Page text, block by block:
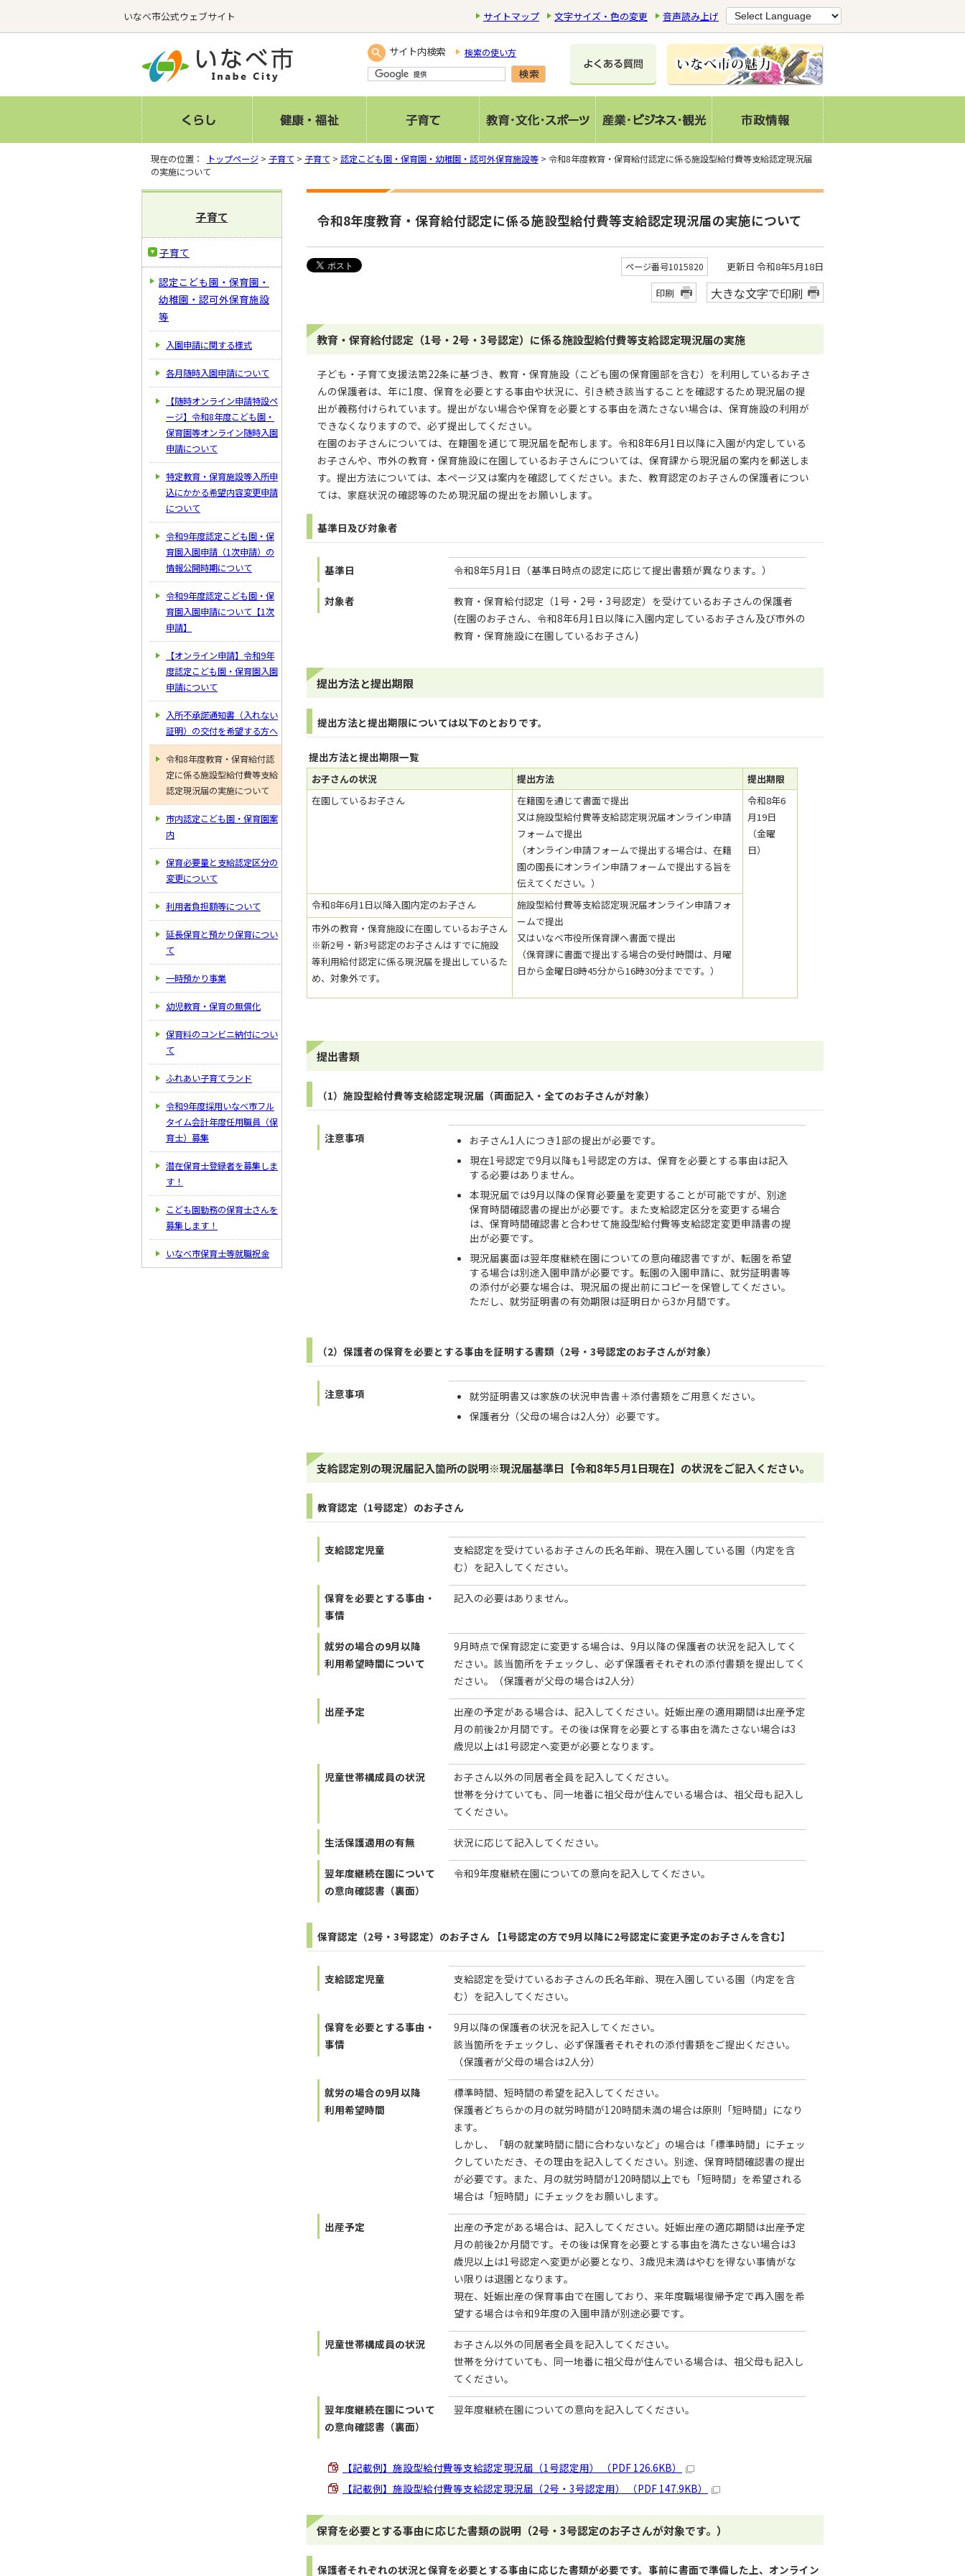
いなべ市公式ウェブサイト サイトマップ 文字サイズ・色の変更 音声読み上げ
サイト内検索 検索の使い方
現在の位置： トップページ> 子育て> 子育て> 認定こども園・保育園・幼稚園・認可外保育施設等> 令和8年度教育・保育給付認定に係る施設型給付費等支給認定現況届
の実施について
令和8年度教育・保育給付認定に係る施設型給付費等支給認定現況届の実施について
ページ番号1015820
更新日 令和8年5月18日
印刷
大きな文字で印刷
教育・保育給付認定（1号・2号・3号認定）に係る施設型給付費等支給認定現況届の実施
子ども・子育て支援法第22条に基づき、教育・保育施設（こども園の保育園部を含む）を利用しているお子さ
んの保護者は、年に1度、保育を必要とする事由や状況に、引き続き該当することを確認するため現況届の提
出が義務付けられています。提出がない場合や保育を必要とする事由を満たさない場合は、保育施設の利用が
できなくなりますので、必ず提出してください。
在園のお子さんについては、在籍園を通じて現況届を配布します。令和8年6月1日以降に入園が内定している
お子さんや、市外の教育・保育施設に在園しているお子さんについては、保育課から現況届の案内を郵送しま
す。提出方法については、本ページ又は案内を確認してください。また、教育認定のお子さんの保護者につい
ては、家庭状況の確認等のため現況届の提出をお願いします。
基準日及び対象者
基準日 令和8年5月1日（基準日時点の認定に応じて提出書類が異なります。）
対象者
教育・保育給付認定（1号・2号・3号認定）を受けているお子さんの保護者
(在園のお子さん、令和8年6月1日以降に入園内定しているお子さん及び市外の
教育・保育施設に在園しているお子さん)
提出方法と提出期限
提出方法と提出期限については以下のとおりです。
提出方法と提出期限一覧
お子さんの状況 提出方法
提出期限
在園しているお子さん
在籍園を通じて書面で提出
又は施設型給付費等支給認定現況届オンライン申請
フォームで提出
（オンライン申請フォームで提出する場合は、在籍
園の園長にオンライン申請フォームで提出する旨を
伝えてください。）
令和8年6
月19日
（金曜
日）
令和8年6月1日以降入園内定のお子さん
施設型給付費等支給認定現況届オンライン申請フォ
ームで提出
又はいなべ市役所保育課へ書面で提出
（保育課に書面で提出する場合の受付時間は、月曜
日から金曜日8時45分から16時30分までです。）
市外の教育・保育施設に在園しているお子さん
※新2号・新3号認定のお子さんはすでに施設
等利用給付認定に係る現況届を提出しているた
め、対象外です。
提出書類
（1）施設型給付費等支給認定現況届（両面記入・全てのお子さんが対象）
注意事項
お子さん1人につき1部の提出が必要です。
現在1号認定で9月以降も1号認定の方は、保育を必要とする事由は記入
する必要はありません。
本現況届では9月以降の保育必要量を変更することが可能ですが、別途
保育時間確認書の提出が必要です。また支給認定区分を変更する場合
は、保育時間確認書と合わせて施設型給付費等支給認定変更申請書の提
出が必要です。
現況届裏面は翌年度継続在園についての意向確認書ですが、転園を希望
する場合は別途入園申請が必要です。転園の入園申請に、就労証明書等
の添付が必要な場合は、現況届の提出前にコピーを保管してください。
ただし、就労証明書の有効期限は証明日から3か月間です。
（2）保護者の保育を必要とする事由を証明する書類（2号・3号認定のお子さんが対象）
注意事項
就労証明書又は家族の状況申告書＋添付書類をご用意ください。
保護者分（父母の場合は2人分）必要です。
支給認定別の現況届記入箇所の説明※現況届基準日【令和8年5月1日現在】の状況をご記入ください。
教育認定（1号認定）のお子さん
支給認定児童
支給認定を受けているお子さんの氏名年齢、現在入園している園（内定を含
む）を記入してください。
保育を必要とする事由・
事情
記入の必要はありません。
就労の場合の9月以降
利用希望時間について
9月時点で保育認定に変更する場合は、9月以降の保護者の状況を記入してく
ださい。該当箇所をチェックし、必ず保護者それぞれの添付書類を提出してく
ださい。（保護者が父母の場合は2人分）
出産予定
出産の予定がある場合は、記入してください。妊娠出産の適用期間は出産予定
月の前後2か月間です。その後は保育を必要とする事由を満たさない場合は3
歳児以上は1号認定へ変更が必要となります。
児童世帯構成員の状況
お子さん以外の同居者全員を記入してください。
世帯を分けていても、同一地番に祖父母が住んでいる場合は、祖父母も記入し
てください。
生活保護適用の有無 状況に応じて記入してください。
翌年度継続在園について
の意向確認書（裏面）
令和9年度継続在園についての意向を記入してください。
保育認定（2号・3号認定）のお子さん 【1号認定の方で9月以降に2号認定に変更予定のお子さんを含む】
支給認定児童
支給認定を受けているお子さんの氏名年齢、現在入園している園（内定を含
む）を記入してください。
保育を必要とする事由・
事情
9月以降の保護者の状況を記入してください。
該当箇所をチェックし、必ず保護者それぞれの添付書類をご提出ください。
（保護者が父母の場合は2人分）
就労の場合の9月以降
利用希望時間
標準時間、短時間の希望を記入してください。
保護者どちらかの月の就労時間が120時間未満の場合は原則「短時間」になり
ます。
しかし、「朝の就業時間に間に合わないなど」の場合は「標準時間」にチェッ
クしていただき、その理由を記入してください。別途、保育時間確認書の提出
が必要です。また、月の就労時間が120時間以上でも「短時間」を希望される
場合は「短時間」にチェックをお願いします。
出産予定
出産の予定がある場合は、記入してください。妊娠出産の適応期間は出産予定
月の前後2か月間です。その後は保育を必要とする事由を満たさない場合は3
歳児以上は1号認定へ変更が必要となり、3歳児未満はやむを得ない事情がな
い限りは退園となります。
現在、妊娠出産の保育事由で在園しており、来年度職場復帰予定で再入園を希
望する場合は令和9年度の入園申請が別途必要です。
児童世帯構成員の状況
お子さん以外の同居者全員を記入してください。
世帯を分けていても、同一地番に祖父母が住んでいる場合は、祖父母も記入し
てください。
翌年度継続在園について
の意向確認書（裏面）
翌年度継続在園についての意向を記入してください。
【記載例】施設型給付費等支給認定現況届（1号認定用） （PDF 126.6KB）
【記載例】施設型給付費等支給認定現況届（2号・3号認定用） （PDF 147.9KB）
保育を必要とする事由に応じた書類の説明（2号・3号認定のお子さんが対象です。）
保護者それぞれの状況と保育を必要とする事由に応じた書類が必要です。事前に書面で準備した上、オンライン
子育て
子育て
認定こども園・保育園・
幼稚園・認可外保育施設
等
入園申請に関する様式
各月随時入園申請について
【随時オンライン申請特設ペ
ージ】令和8年度こども園・
保育園等オンライン随時入園
申請について
特定教育・保育施設等入所申
込にかかる希望内容変更申請
について
令和9年度認定こども園・保
育園入園申請（1次申請）の
情報公開時期について
令和9年度認定こども園・保
育園入園申請について【1次
申請】
【オンライン申請】令和9年
度認定こども園・保育園入園
申請について
入所不承諾通知書（入れない
証明）の交付を希望する方へ
令和8年度教育・保育給付認
定に係る施設型給付費等支給
認定現況届の実施について
市内認定こども園・保育園案
内
保育必要量と支給認定区分の
変更について
利用者負担額等について
延長保育と預かり保育につい
て
一時預かり事業
幼児教育・保育の無償化
保育料のコンビニ納付につい
て
ふれあい子育てランド
令和9年度採用いなべ市フル
タイム会計年度任用職員（保
育士）募集
潜在保育士登録者を募集しま
す！
こども園勤務の保育士さんを
募集します！
いなべ市保育士等就職祝金